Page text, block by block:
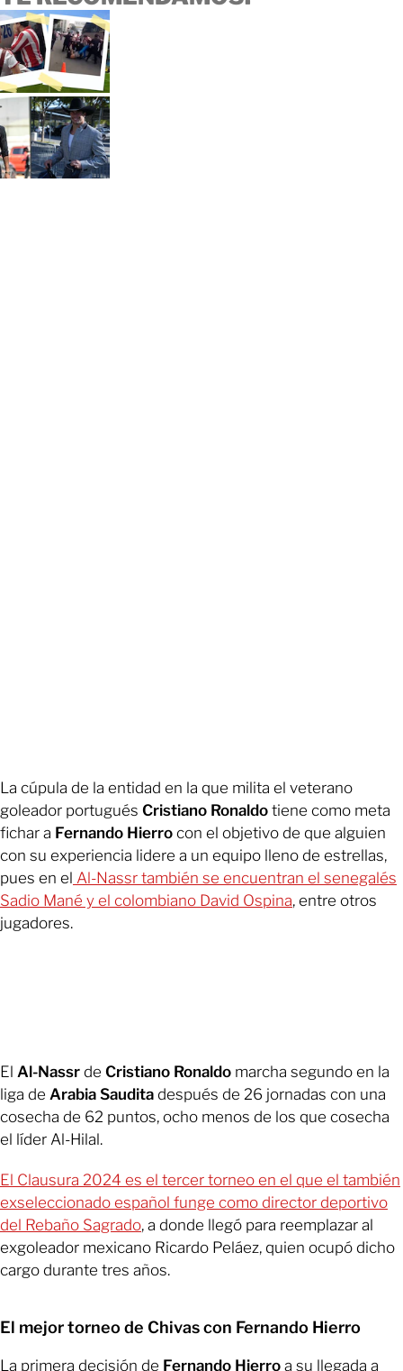
La cúpula de la entidad en la que milita el veterano
goleador portugués Cristiano Ronaldo tiene como meta
fichar a Fernando Hierro con el objetivo de que alguien
con su experiencia lidere a un equipo lleno de estrellas,
pues en el Al-Nassr también se encuentran el senegalés
Sadio Mané y el colombiano David Ospina, entre otros
jugadores.
El Al-Nassr de Cristiano Ronaldo marcha segundo en la
liga de Arabia Saudita después de 26 jornadas con una
cosecha de 62 puntos, ocho menos de los que cosecha
el líder Al-Hilal.
El Clausura 2024 es el tercer torneo en el que el también
exseleccionado español funge como director deportivo
del Rebaño Sagrado, a donde llegó para reemplazar al
exgoleador mexicano Ricardo Peláez, quien ocupó dicho
cargo durante tres años.
El mejor torneo de Chivas con Fernando Hierro
La primera decisión de Fernando Hierro a su llegada a